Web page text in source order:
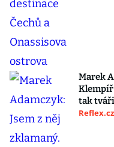
Marek
Klempíř
tak
Reflex.cz